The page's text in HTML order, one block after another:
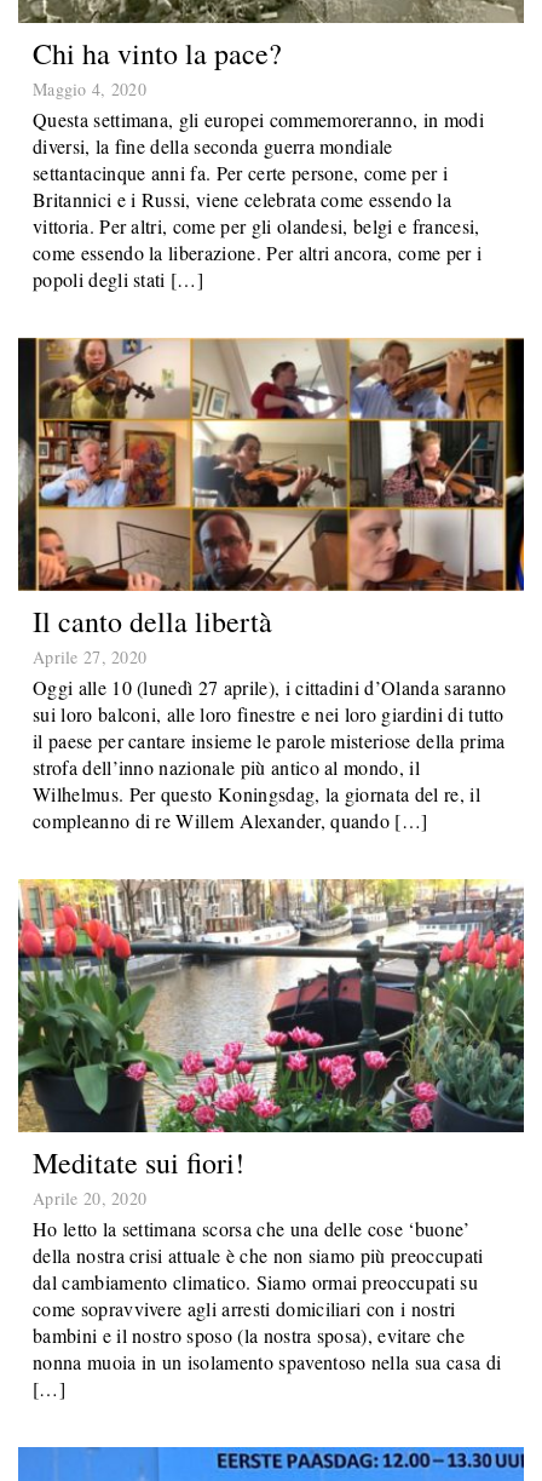
Chi ha vinto la pace?
Maggio 4, 2020
Questa settimana, gli europei commemoreranno, in modi
diversi, la fine della seconda guerra mondiale
settantacinque anni fa. Per certe persone, come per i
Britannici e i Russi, viene celebrata come essendo la
vittoria. Per altri, come per gli olandesi, belgi e francesi,
come essendo la liberazione. Per altri ancora, come per i
popoli degli stati […]
Il canto della libertà
Aprile 27, 2020
Oggi alle 10 (lunedì 27 aprile), i cittadini d’Olanda saranno
sui loro balconi, alle loro finestre e nei loro giardini di tutto
il paese per cantare insieme le parole misteriose della prima
strofa dell’inno nazionale più antico al mondo, il
Wilhelmus. Per questo Koningsdag, la giornata del re, il
compleanno di re Willem Alexander, quando […]
Meditate sui fiori!
Aprile 20, 2020
Ho letto la settimana scorsa che una delle cose ‘buone’
della nostra crisi attuale è che non siamo più preoccupati
dal cambiamento climatico. Siamo ormai preoccupati su
come sopravvivere agli arresti domiciliari con i nostri
bambini e il nostro sposo (la nostra sposa), evitare che
nonna muoia in un isolamento spaventoso nella sua casa di
[…]